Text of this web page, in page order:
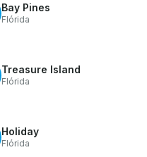
Bay Pines
Flórida
Treasure Island
Flórida
Holiday
Flórida